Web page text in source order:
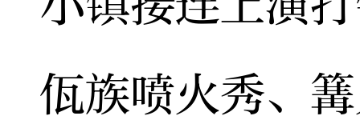
佤族喷火秀、